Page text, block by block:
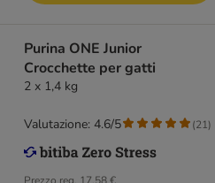
Purina ONE Junior
Crocchette per gatti
2 x 1,4 kg
Valutazione: 4.6/5 (21)